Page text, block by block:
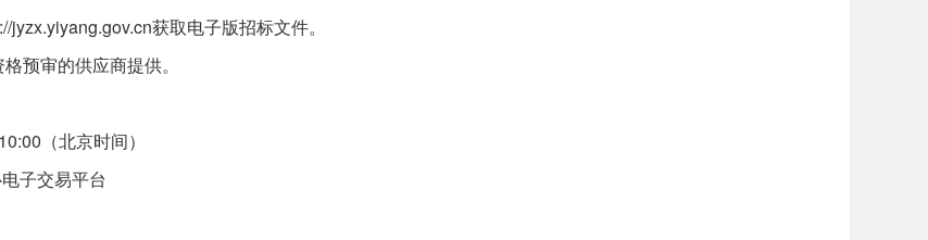
获取电子版招标文件。
审的供应商提供。
（北京时间）
子交易平台